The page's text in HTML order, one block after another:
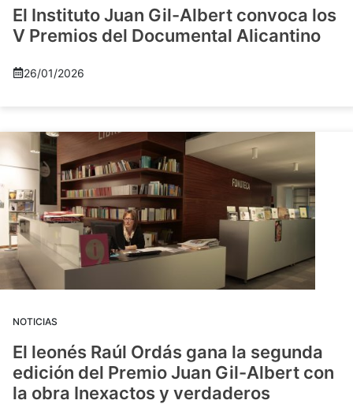
El Instituto Juan Gil-Albert convoca los
V Premios del Documental Alicantino
26/01/2026
NOTICIAS
El leonés Raúl Ordás gana la segunda
edición del Premio Juan Gil-Albert con
la obra Inexactos y verdaderos